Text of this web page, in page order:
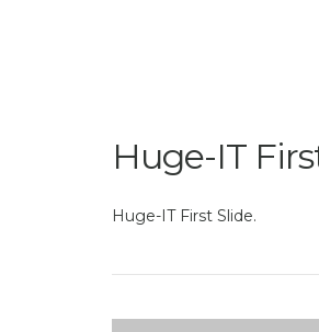
Huge-IT
Huge-IT First Slide.